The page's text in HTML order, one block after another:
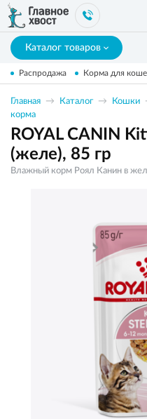
Каталог товаров
Распродажа Корма для
Главная Каталог Кошки
корма
ROYAL CANIN
(желе), 85 гр
Влажный корм Роял Канин в